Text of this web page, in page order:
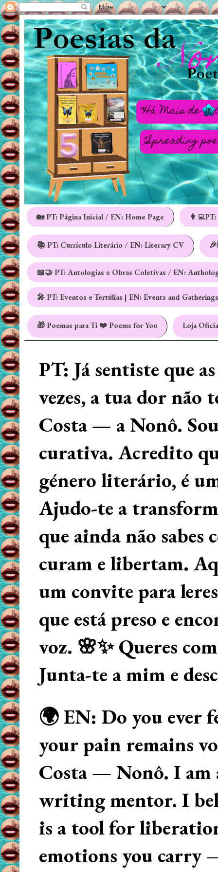
🏡 PT: Página Inicial / EN: Home Page
📚 PT: Currículo Literário / EN: Literary CV
📖🤝 PT: Antologias e Obras Coletivas / EN:
🎤 PT: Eventos e Tertúlias | EN: Events and Gatherings
🎁 Poemas para Ti ❤️ Poems for You Loja
PT: Já sentiste que
vezes, a tua dor não
Costa — a Nonô.
curativa. Acredito
género literário, é
Ajudo-te a
que ainda não
curam e libertam.
um convite para
que está preso e
voz. 🌸✨ Queres
Junta-te a mim e
🌍 EN: Do you ever
your pain remains
Costa — Nonô. I am
writing mentor. I
is a tool for
emotions you carry